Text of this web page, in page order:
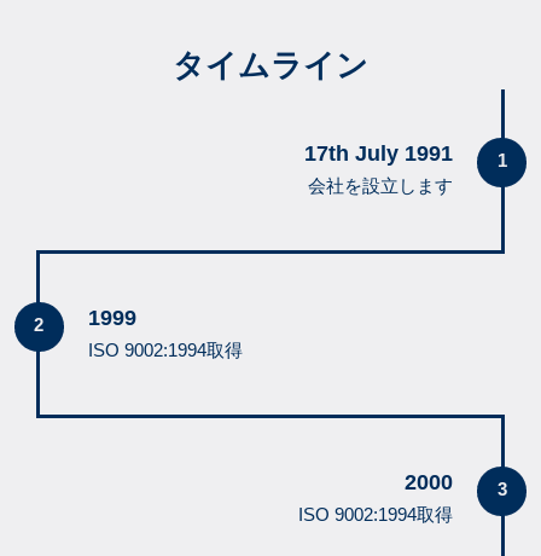
タイムライン
17th July 1991
会社を設立します
1999
ISO 9002:1994取得
2000
ISO 9002:1994取得